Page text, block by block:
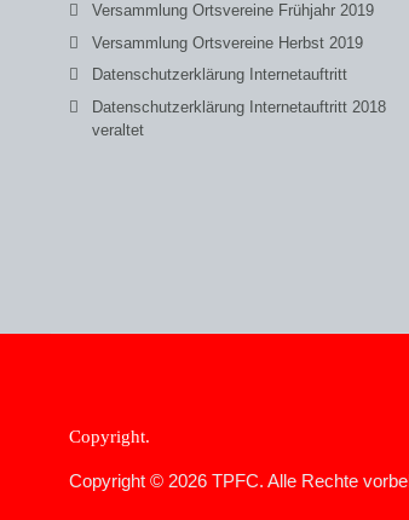
Versammlung Ortsvereine Frühjahr 2019
Versammlung Ortsvereine Herbst 2019
Datenschutzerklärung Internetauftritt
Datenschutzerklärung Internetauftritt 2018
veraltet
Copyright
Copyright © 2026 TPFC. Alle Rechte